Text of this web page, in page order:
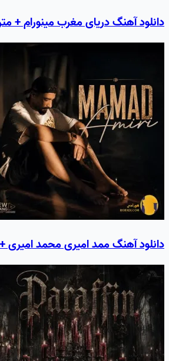
دانلود آهنگ دریای مغرب مینورام +
دانلود آهنگ ممد امیری محمد